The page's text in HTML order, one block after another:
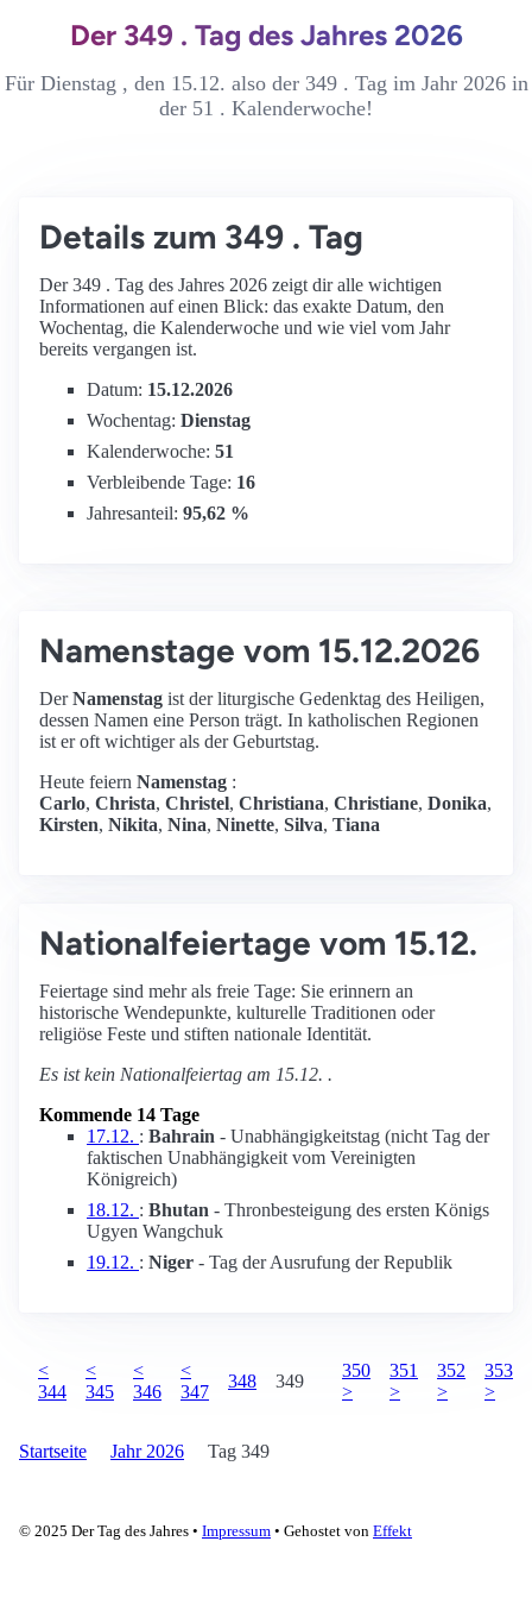
Der 349 . Tag des Jahres 2026
Für Dienstag , den 15.12. also der 349 . Tag im Jahr 2026 in
der 51 . Kalenderwoche!
Details zum 349 . Tag
Der 349 . Tag des Jahres 2026 zeigt dir alle wichtigen
Informationen auf einen Blick: das exakte Datum, den
Wochentag, die Kalenderwoche und wie viel vom Jahr
bereits vergangen ist.
Datum: 15.12.2026
Wochentag: Dienstag
Kalenderwoche: 51
Verbleibende Tage: 16
Jahresanteil: 95,62 %
Namenstage vom 15.12.2026
DerNamenstag ist der liturgische Gedenktag des Heiligen,
dessen Namen eine Person trägt. In katholischen Regionen
ist er oft wichtiger als der Geburtstag.
Heute feiern Namenstag :
Carlo, Christa, Christel, Christiana, Christiane, Donika,
Kirsten, Nikita, Nina, Ninette, Silva, Tiana
Nationalfeiertage vom 15.12.
Feiertage sind mehr als freie Tage: Sie erinnern an
historische Wendepunkte, kulturelle Traditionen oder
religiöse Feste und stiften nationale Identität.
Es ist kein Nationalfeiertag am 15.12. .
Kommende 14 Tage
17.12. : Bahrain - Unabhängigkeitstag (nicht Tag der
faktischen Unabhängigkeit vom Vereinigten
Königreich)
18.12. : Bhutan - Thronbesteigung des ersten Königs
Ugyen Wangchuk
19.12. : Niger - Tag der Ausrufung der Republik
<
344
<
345
<
346
<
347
348 349
350
>
351
>
352
>
353
>
Startseite Jahr 2026 Tag 349
© 2025 Der Tag des Jahres • Impressum • Gehostet von Effekt